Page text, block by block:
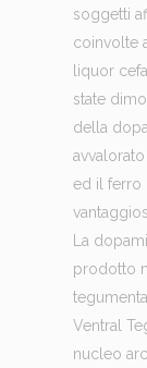
soggetti
coinvolte
liquor
state
della
ed il ferro
La
prodotto
Ventral
nucleo